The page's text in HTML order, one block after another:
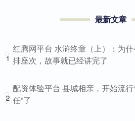
最新文章
1
红腾网平台 水浒终章（上）：为
排座次，故事就已经讲完了
2
配资体验平台 县城相亲，开始流行
任”了